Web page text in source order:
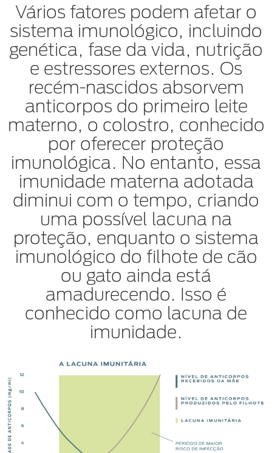
Vários fatores podem afetar o
sistema imunológico, incluindo
genética, fase da vida, nutrição
e estressores externos. Os
recém-nascidos absorvem
anticorpos do primeiro leite
materno, o colostro, conhecido
por oferecer proteção
imunológica. No entanto, essa
imunidade materna adotada
diminui com o tempo, criando
uma possível lacuna na
proteção, enquanto o sistema
imunológico do filhote de cão
ou gato ainda está
amadurecendo. Isso é
conhecido como lacuna de
imunidade.